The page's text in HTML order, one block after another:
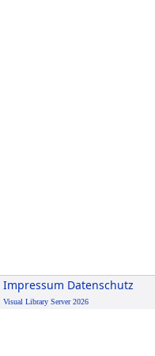
Impressum Datenschutz
Visual Library Server 2026